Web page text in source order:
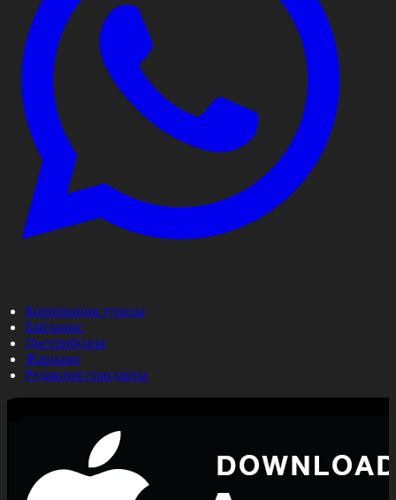
Корпорация туралы
Байланыс
Дистрибуция
Жарнама
Редакция стандарты